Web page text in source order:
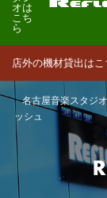
オは
こち
ら
店外の機材貸出はこ
名古屋音楽スタジオ
ッシュ